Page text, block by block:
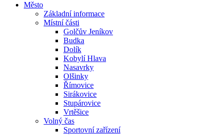
Město
Základní informace
Místní části
Golčův Jeníkov
Budka
Dolík
Kobylí Hlava
Nasavrky
Olšinky
Římovice
Sirákovice
Stupárovice
Vrtěšice
Volný čas
Sportovní zařízení